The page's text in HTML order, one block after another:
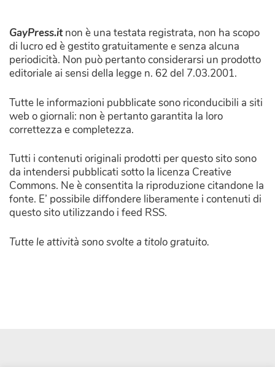
GayPress.itnon è una testata registrata, non ha scopo
di lucro ed è gestito gratuitamente e senza alcuna
periodicità. Non può pertanto considerarsi un prodotto
editoriale ai sensi della legge n. 62 del 7.03.2001.
Tutte le informazioni pubblicate sono riconducibili a siti
web o giornali: non è pertanto garantita la loro
correttezza e completezza.
Tutti i contenuti originali prodotti per questo sito sono
da intendersi pubblicati sotto la licenza Creative
Commons. Ne è consentita la riproduzione citandone la
fonte. E’ possibile diffondere liberamente i contenuti di
questo sito utilizzando i feed RSS.
Tutte le attività sono svolte a titolo gratuito.